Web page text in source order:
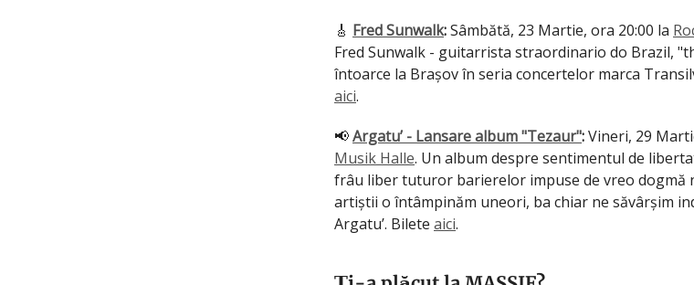
🎸 Fred Sunwalk:Sâmbătă, 23 Martie, ora 20:00 la
Fred Sunwalk - guitarrista straordinario do Brazil,
întoarce la Brașov în seria concertelor marca
aici.
📢Argatu’ - Lansare album "Tezaur":Vineri, 29
Musik Halle. Un album despre sentimentul de
frâu liber tuturor barierelor impuse de vreo dogmă
artiștii o întâmpinăm uneori, ba chiar ne săvârșim
Argatu’. Bilete aici.